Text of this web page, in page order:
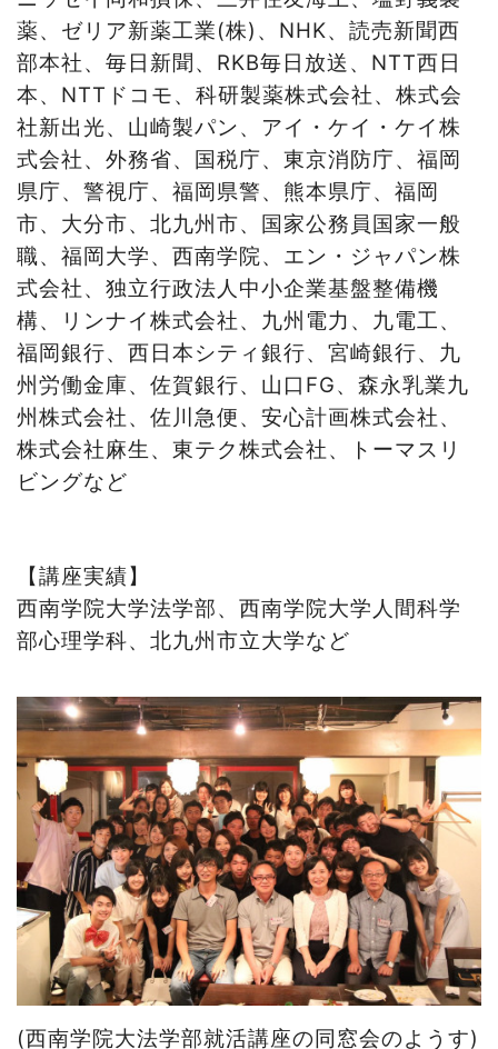
薬、ゼリア新薬工業(株) 、 NHK、読売新聞西
部本社、毎日新聞、RKB毎日放送、 NTT西日
本、 NTT ドコモ、科研製薬株式会社、株式会
社新出光、山崎製パン、アイ・ケイ・ケイ株
式会社、外務省、国税庁、東京消防庁、福岡
県庁、警視庁、福岡県警、熊本県庁、福岡
市、大分市、北九州市、国家公務員国家一般
職、福岡大学、西南学院、エン・ジャパン株
式会社、独立行政法人中小企業基盤整備機
構、リンナイ株式会社、九州電力、九電工、
福岡銀行、西日本シティ銀行、宮崎銀行、九
州労働金庫、佐賀銀行、山口 FG、森永乳業九
州株式会社、佐川急便、安心計画株式会社、
株式会社麻生、東テク株式会社、トーマスリ
ビングなど
【講座実績】
西南学院大学法学部、西南学院大学人間科学
部心理学科、北九州市立大学など
(西南学院大法学部就活講座の同窓会のようす)